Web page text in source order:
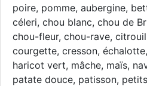
poire, pomme, aubergine,
céleri, chou blanc, chou de
chou-fleur, chou-rave,
courgette, cresson,
haricot vert, mâche, maïs,
patate douce, patisson,